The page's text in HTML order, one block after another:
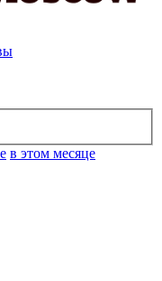
в этом месяце